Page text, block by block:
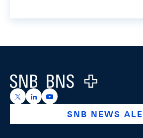
Logo
https://x.com/snb_bns
https://ch.linkedin.com/
https://
SNB NEWS